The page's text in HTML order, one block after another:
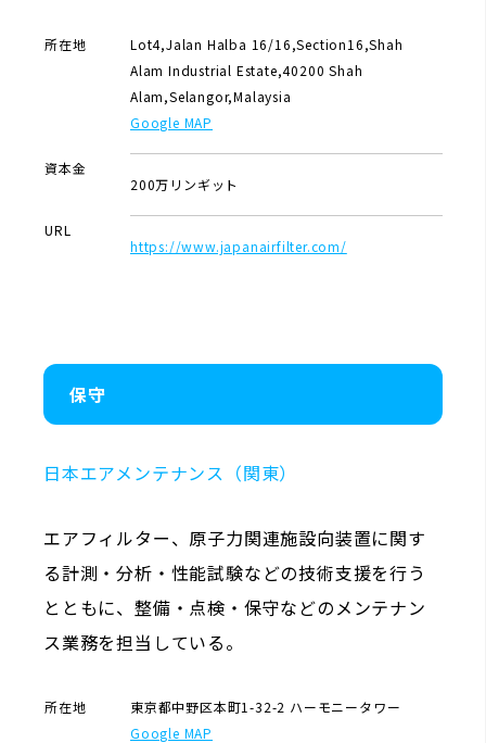
所在地
Lot4,Jalan Halba 16/16,Section16,Shah
Alam Industrial Estate,40200 Shah
Alam,Selangor,Malaysia
Google MAP
資本金
200万リンギット
URL
https://www.japanairfilter.com/
保守
日本エアメンテナンス（関東）
エアフィルター、原子力関連施設向装置に関す
る計測・分析・性能試験などの技術支援を行う
とともに、整備・点検・保守などのメンテナン
ス業務を担当している。
所在地
東京都中野区本町1-32-2 ハーモニータワー
Google MAP